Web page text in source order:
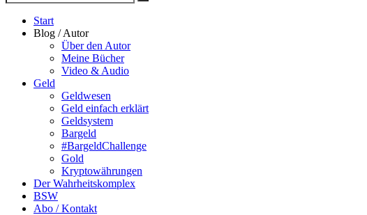
nach
Suche
Start
Blog / Autor
Über den Autor
Meine Bücher
Video & Audio
Geld
Geldwesen
Geld einfach erklärt
Geldsystem
Bargeld
#BargeldChallenge
Gold
Kryptowährungen
Der Wahrheitskomplex
BSW
Abo / Kontakt